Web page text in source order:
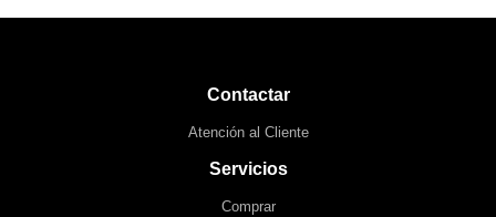
Contactar
Atención al Cliente
Servicios
Comprar